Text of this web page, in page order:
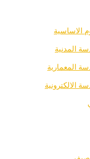
الاساسية
المدنية
المعمارية
الالكترونية